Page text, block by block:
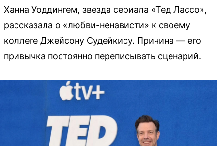
Ханна Уоддингем, звезда сериала «Тед Лассо»,
рассказала о «любви-ненависти» к своему
коллеге Джейсону Судейкису. Причина — его
привычка постоянно переписывать сценарий.